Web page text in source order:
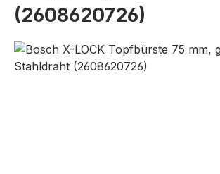
(2608620726)
Bildergalerie überspringen